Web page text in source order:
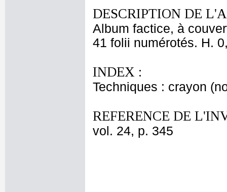
DESCRIPTION DE
Album factice, à
41 folii numérotés. H.
INDEX :
Techniques : crayon
REFERENCE DE
vol. 24, p. 345